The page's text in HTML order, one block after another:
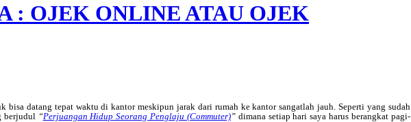
: OJEK ONLINE ATAU OJEK
bisa datang tepat waktu di kantor meskipun jarak dari rumah ke kantor sangatlah jauh. Seperti yang sudah
berjudul “Perjuangan Hidup Seorang Penglaju (Commuter)”dimana setiap hari saya harus berangkat pagi-